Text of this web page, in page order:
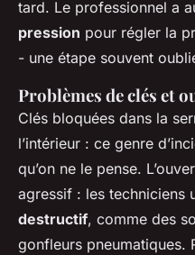
tard. Le professionnel a
pression pour régler la
- une étape souvent
Problèmes de clés et
Clés bloquées dans la
l’intérieur : ce genre
qu’on ne le pense.
agressif : les techniciens
destructif, comme des
gonfleurs pneumatiques.